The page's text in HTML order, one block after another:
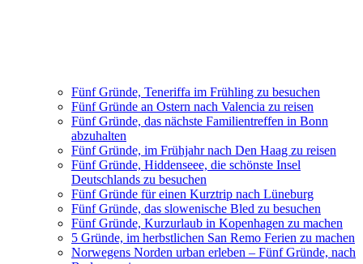
Fünf Gründe, Teneriffa im Frühling zu besuchen
Fünf Gründe an Ostern nach Valencia zu reisen
Fünf Gründe, das nächste Familientreffen in Bonn
abzuhalten
Fünf Gründe, im Frühjahr nach Den Haag zu reisen
Fünf Gründe, Hiddenseee, die schönste Insel
Deutschlands zu besuchen
Fünf Gründe für einen Kurztrip nach Lüneburg
Fünf Gründe, das slowenische Bled zu besuchen
Fünf Gründe, Kurzurlaub in Kopenhagen zu machen
5 Gründe, im herbstlichen San Remo Ferien zu machen
Norwegens Norden urban erleben – Fünf Gründe, nach